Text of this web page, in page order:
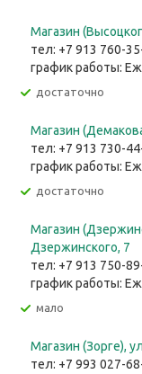
Магазин
тел: +7 913 760-
график работы:
Достаточно
Магазин
тел: +7 913 730-
график работы:
Достаточно
Магазин
Дзержинского, 7
тел: +7 913 750-
график работы:
Мало
Магазин (Зорге),
тел: +7 993 027-